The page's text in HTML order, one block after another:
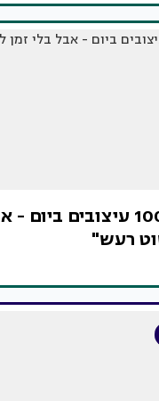
"אפשר לייצר 100 עיצובים
רעש"